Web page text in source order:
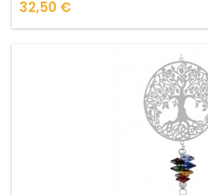
Prix
32,50 €